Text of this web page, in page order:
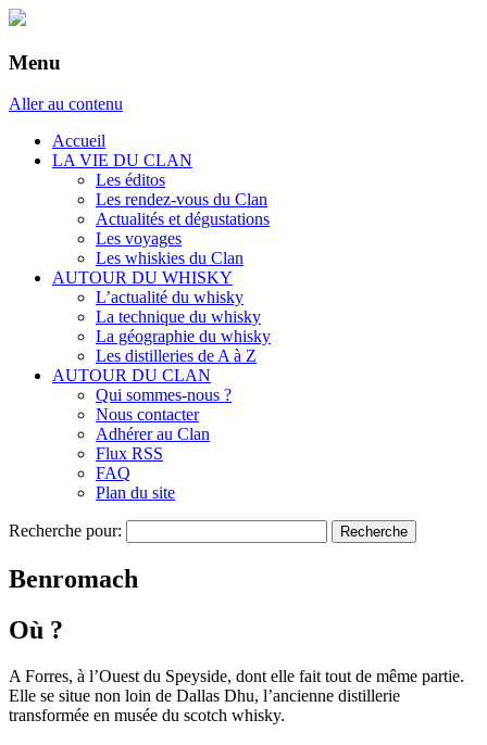
Menu
Aller au contenu
Accueil
LA VIE DU CLAN
Les éditos
Les rendez-vous du Clan
Actualités et dégustations
Les voyages
Les whiskies du Clan
AUTOUR DU WHISKY
L’actualité du whisky
La technique du whisky
La géographie du whisky
Les distilleries de A à Z
AUTOUR DU CLAN
Qui sommes-nous ?
Nous contacter
Adhérer au Clan
Flux RSS
FAQ
Plan du site
Recherche pour:
Benromach
Où ?
A Forres, à l’Ouest du Speyside, dont elle fait tout de même partie.
Elle se situe non loin de Dallas Dhu, l’ancienne distillerie
transformée en musée du scotch whisky.